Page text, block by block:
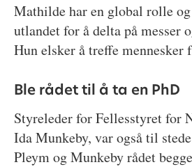
Mathilde har en global rolle
utlandet for å delta på messer
Hun elsker å treffe mennesker
Ble rådet til å ta en PhD
Styreleder for Fellesstyret for
Ida Munkeby, var også til
Pleym og Munkeby rådet